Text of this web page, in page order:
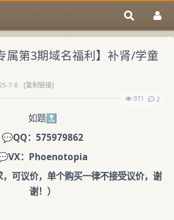
属第3期域名福利】补肾/学童
7-8
[复制链接]
971
2
如题🔝
💬QQ：575979862
VX：Phoenotopia
，可议价，单个购买一律不接受议价，谢
谢！）